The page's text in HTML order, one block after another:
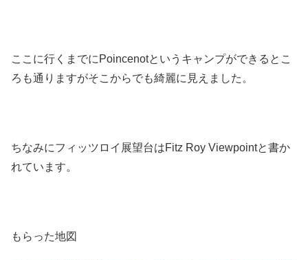
ここに行くまでにPoincenotというキャンプができるとこ
ろも通りますがそこからでも綺麗に見えました。
ちなみにフィッツロイ展望台はFitz Roy Viewpointと書か
れています。
もらった地図